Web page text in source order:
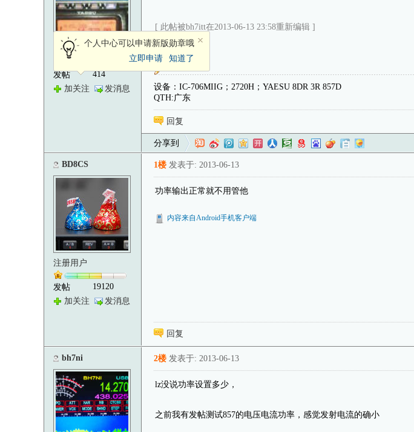
注册用户
个人中心可以申请新版勋章哦
立即申请
知道了
发帖
414
加关注
发消息
[ 此帖被bh7itt在2013-06-13 23:58重新编辑 ]
设备：IC-706MIIG；2720H；YAESU 8DR 3R 857D
QTH:广东
回复
分享到
BD8CS
注册用户
发帖
19120
加关注
发消息
1楼 发表于: 2013-06-13
功率输出正常就不用管他
内容来自Android手机客户端
回复
bh7ni 2楼 发表于: 2013-06-13
lz没说功率设置多少，
之前我有发帖测试857的电压电流功率，感觉发射电流的确小